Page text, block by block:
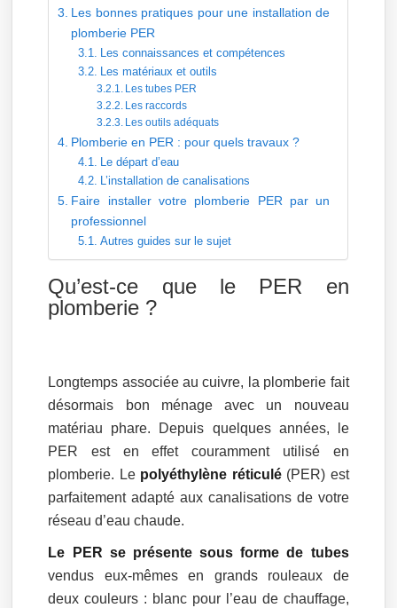
Les bonnes pratiques pour une installation de
plomberie PER
Les connaissances et compétences
Les matériaux et outils
Les tubes PER
Les raccords
Les outils adéquats
Plomberie en PER : pour quels travaux ?
Le départ d’eau
L’installation de canalisations
Faire installer votre plomberie PER par un
professionnel
Autres guides sur le sujet
Qu’est-ce que le PER en
plomberie ?
Longtemps associée au cuivre, la plomberie fait
désormais bon ménage avec un nouveau
matériau phare. Depuis quelques années, le
PER est en effet couramment utilisé en
plomberie. Lepolyéthylène réticulé(PER) est
parfaitement adapté aux canalisations de votre
réseau d’eau chaude.
Le PER se présente sous forme de tubes
vendus eux-mêmes en grands rouleaux de
deux couleurs : blanc pour l’eau de chauffage,